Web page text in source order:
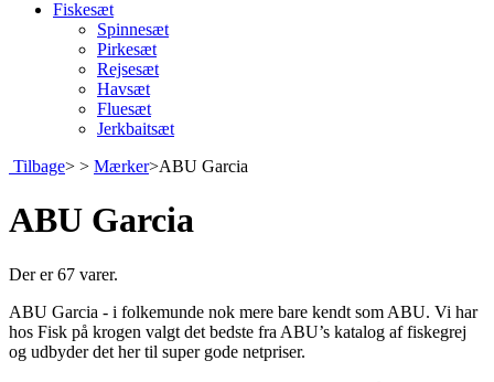
Fiskesæt
Spinnesæt
Pirkesæt
Rejsesæt
Havsæt
Fluesæt
Jerkbaitsæt
Tilbage> > Mærker>ABU Garcia
ABU Garcia
Der er 67 varer.
ABU Garcia - i folkemunde nok mere bare kendt som ABU. Vi har
hos Fisk på krogen valgt det bedste fra ABU’s katalog af fiskegrej
og udbyder det her til super gode netpriser.